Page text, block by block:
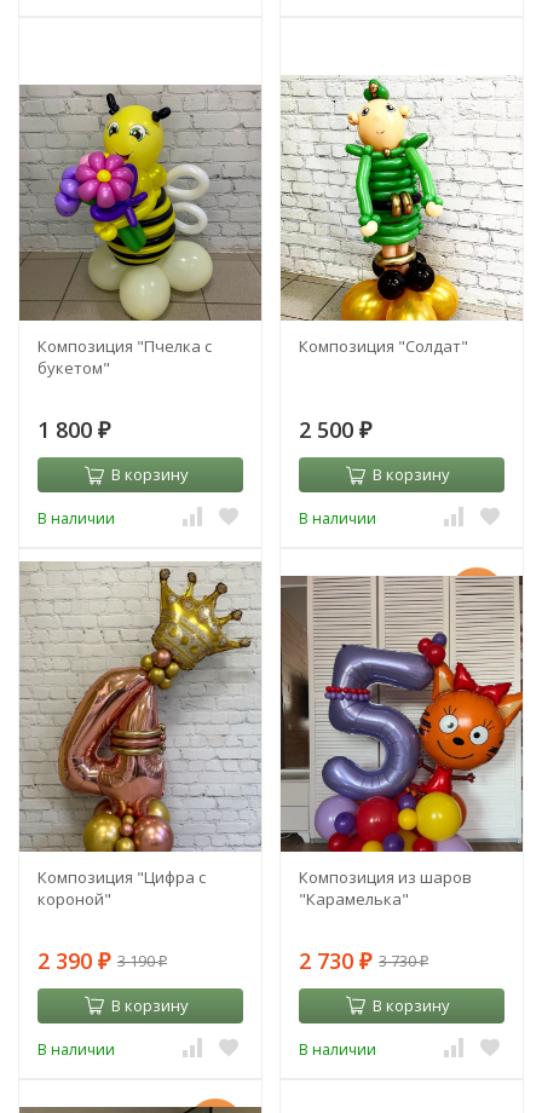
Композиция "Пчелка с
букетом"
1 800 ₽
В корзину
В наличии
Композиция "Солдат"
2 500 ₽
В корзину
В наличии
-25%
Композиция "Цифра с
короной"
2 390 ₽ 3 190₽
В корзину
В наличии
-27%
Композиция из шаров
"Карамелька"
2 730 ₽ 3 730₽
В корзину
В наличии